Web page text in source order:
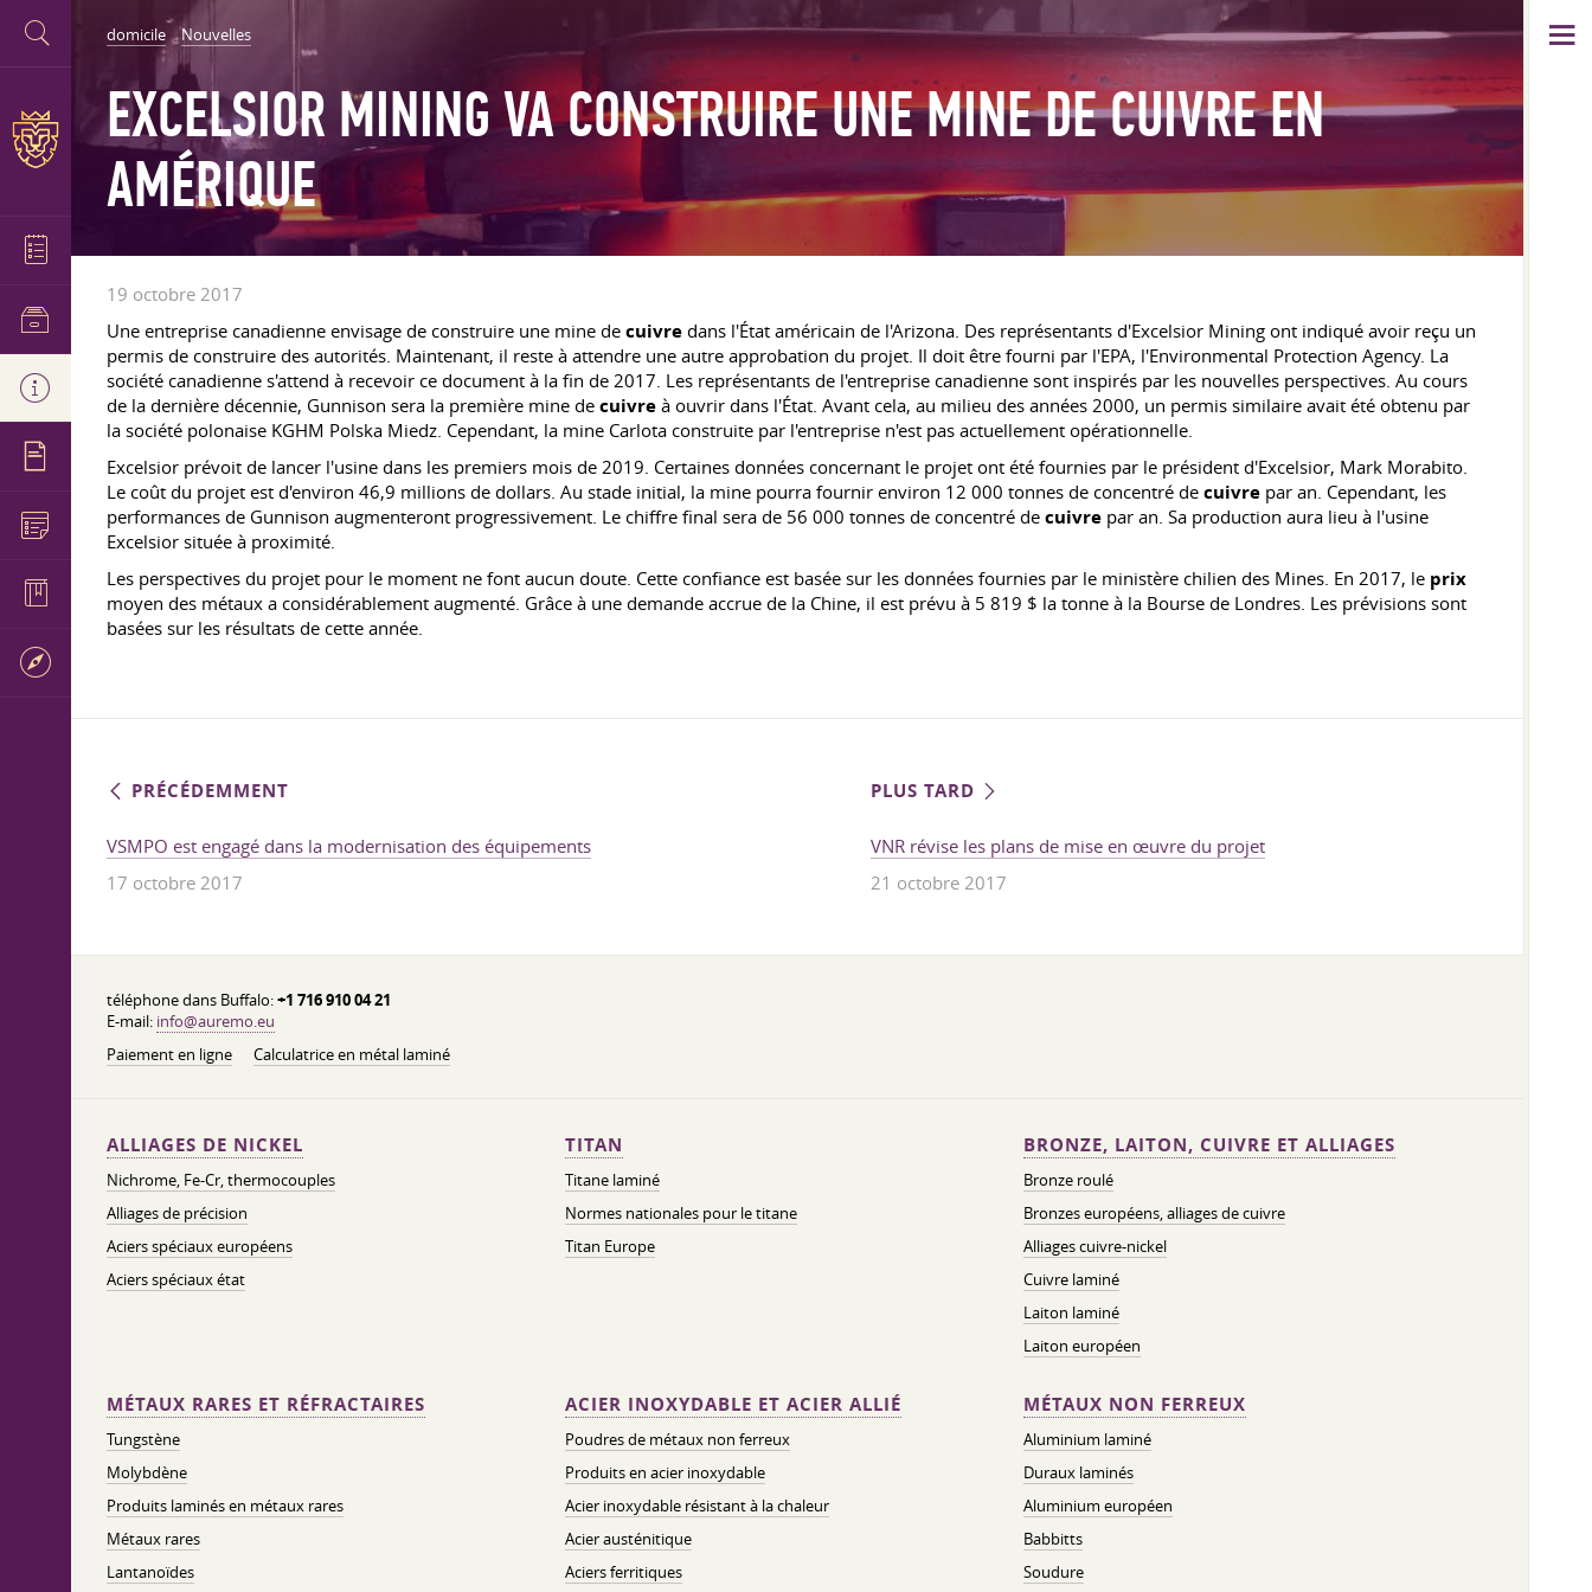
domicile Nouvelles
EXCELSIOR MINING VA CONSTRUIRE UNE MINE DE CUIVRE EN
AMÉRIQUE
19 octobre 2017
Une entreprise canadienne envisage de construire une mine de cuivre dans l'État américain de l'Arizona. Des représentants d'Excelsior Mining ont indiqué avoir reçu un
permis de construire des autorités. Maintenant, il reste à attendre une autre approbation du projet. Il doit être fourni par l'EPA, l'Environmental Protection Agency. La
société canadienne s'attend à recevoir ce document à la fin de 2017. Les représentants de l'entreprise canadienne sont inspirés par les nouvelles perspectives. Au cours
de la dernière décennie, Gunnison sera la première mine de cuivre à ouvrir dans l'État. Avant cela, au milieu des années 2000, un permis similaire avait été obtenu par
la société polonaise KGHM Polska Miedz. Cependant, la mine Carlota construite par l'entreprise n'est pas actuellement opérationnelle.
Excelsior prévoit de lancer l'usine dans les premiers mois de 2019. Certaines données concernant le projet ont été fournies par le président d'Excelsior, Mark Morabito.
Le coût du projet est d'environ 46,9 millions de dollars. Au stade initial, la mine pourra fournir environ 12 000 tonnes de concentré de cuivre par an. Cependant, les
performances de Gunnison augmenteront progressivement. Le chiffre final sera de 56 000 tonnes de concentré de cuivre par an. Sa production aura lieu à l'usine
Excelsior située à proximité.
Les perspectives du projet pour le moment ne font aucun doute. Cette confiance est basée sur les données fournies par le ministère chilien des Mines. En 2017, le prix
moyen des métaux a considérablement augmenté. Grâce à une demande accrue de la Chine, il est prévu à 5 819 $ la tonne à la Bourse de Londres. Les prévisions sont
basées sur les résultats de cette année.
PRÉCÉDEMMENT
VSMPO est engagé dans la modernisation des équipements
17 octobre 2017
PLUS TARD
VNR révise les plans de mise en œuvre du projet
21 octobre 2017
téléphone dans Buffalo:+1 716 910 04 21
E-mail: info@auremo.eu
Paiement en ligne
Calculatrice en métal laminé
ALLIAGES DE NICKEL
Nichrome, Fe-Cr, thermocouples
Alliages de précision
Aciers spéciaux européens
Aciers spéciaux état
TITAN
Titane laminé
Normes nationales pour le titane
Titan Europe
BRONZE, LAITON, CUIVRE ET ALLIAGES
Bronze roulé
Bronzes européens, alliages de cuivre
Alliages cuivre-nickel
Cuivre laminé
Laiton laminé
Laiton européen
MÉTAUX RARES ET RÉFRACTAIRES
Tungstène
Molybdène
Produits laminés en métaux rares
Métaux rares
Lantanoïdes
ACIER INOXYDABLE ET ACIER ALLIÉ
Poudres de métaux non ferreux
Produits en acier inoxydable
Acier inoxydable résistant à la chaleur
Acier austénitique
Aciers ferritiques
MÉTAUX NON FERREUX
Aluminium laminé
Duraux laminés
Aluminium européen
Babbitts
Soudure